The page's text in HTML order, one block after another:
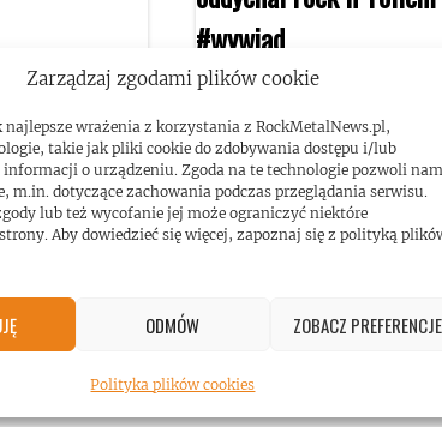
Zarządzaj zgodami plików cookie
najlepsze wrażenia z korzystania z RockMetalNews.pl,
takie jak pliki cookie do zdobywania dostępu i/lub
o urządzeniu. Zgoda na te technologie pozwoli nam
m.in. dotyczące zachowania podczas przeglądania serwisu.
lub też wycofanie jej może ograniczyć niektóre
Aby dowiedzieć się więcej, zapoznaj się z polityką
ODMÓW ZOBACZ PREFERENCJE
Polityka plików cookies
Sons
w
Phil Campbell
Phil Campbell and the
Bastard Sons):
oddychał rock n’